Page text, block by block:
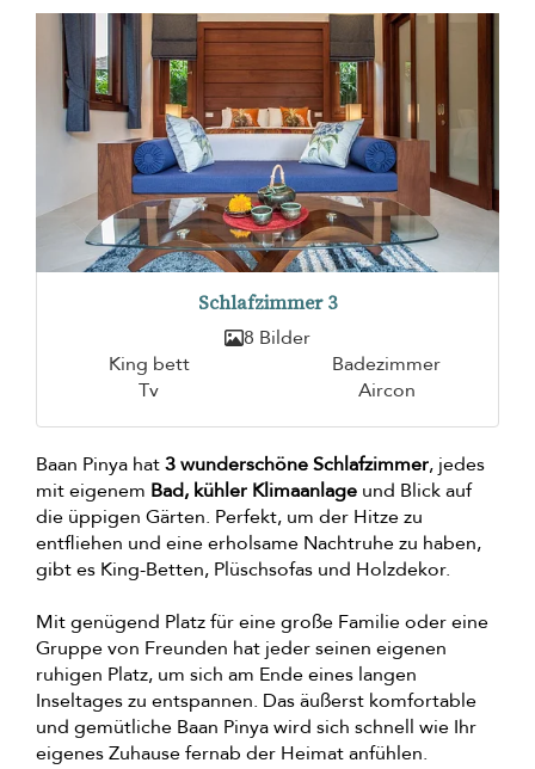
Schlafzimmer 3
8 Bilder
King bett
Badezimmer
Tv
Aircon
Baan Pinya hat3 wunderschöne Schlafzimmer, jedes
mit eigenem Bad, kühler Klimaanlage und Blick auf
die üppigen Gärten. Perfekt, um der Hitze zu
entfliehen und eine erholsame Nachtruhe zu haben,
gibt es King-Betten, Plüschsofas und Holzdekor.
Mit genügend Platz für eine große Familie oder eine
Gruppe von Freunden hat jeder seinen eigenen
ruhigen Platz, um sich am Ende eines langen
Inseltages zu entspannen. Das äußerst komfortable
und gemütliche Baan Pinya wird sich schnell wie Ihr
eigenes Zuhause fernab der Heimat anfühlen.